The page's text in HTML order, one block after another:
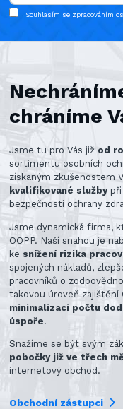
Souhlasím se zpracováním
chráníme
Jsme tu pro Vás již od
sortimentu osobních
získaným zkušenostem
kvalifikované službypři
bezpečnosti ochrany
Jsme dynamická firma,
OOPP. Naší snahou je
ke snížení rizika
spojených nákladů,
pracovníků o
takovou úroveň zajištění
minimalizaci počtu
úspoře.
Snažíme se být svým
pobočky již ve třech
internetový obchod.
Obchodní zástupci